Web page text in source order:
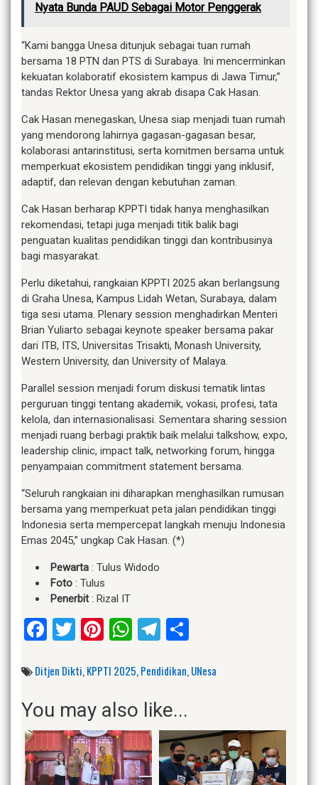
Nyata Bunda PAUD Sebagai Motor Penggerak
“Kami bangga Unesa ditunjuk sebagai tuan rumah
bersama 18 PTN dan PTS di Surabaya. Ini mencerminkan
kekuatan kolaboratif ekosistem kampus di Jawa Timur,”
tandas Rektor Unesa yang akrab disapa Cak Hasan.
Cak Hasan menegaskan, Unesa siap menjadi tuan rumah
yang mendorong lahirnya gagasan-gagasan besar,
kolaborasi antarinstitusi, serta komitmen bersama untuk
memperkuat ekosistem pendidikan tinggi yang inklusif,
adaptif, dan relevan dengan kebutuhan zaman.
Cak Hasan berharap KPPTI tidak hanya menghasilkan
rekomendasi, tetapi juga menjadi titik balik bagi
penguatan kualitas pendidikan tinggi dan kontribusinya
bagi masyarakat.
Perlu diketahui, rangkaian KPPTI 2025 akan berlangsung
di Graha Unesa, Kampus Lidah Wetan, Surabaya, dalam
tiga sesi utama. Plenary session menghadirkan Menteri
Brian Yuliarto sebagai keynote speaker bersama pakar
dari ITB, ITS, Universitas Trisakti, Monash University,
Western University, dan University of Malaya.
Parallel session menjadi forum diskusi tematik lintas
perguruan tinggi tentang akademik, vokasi, profesi, tata
kelola, dan internasionalisasi. Sementara sharing session
menjadi ruang berbagi praktik baik melalui talkshow, expo,
leadership clinic, impact talk, networking forum, hingga
penyampaian commitment statement bersama.
“Seluruh rangkaian ini diharapkan menghasilkan rumusan
bersama yang memperkuat peta jalan pendidikan tinggi
Indonesia serta mempercepat langkah menuju Indonesia
Emas 2045,” ungkap Cak Hasan. (*)
Pewarta : Tulus Widodo
Foto : Tulus
Penerbit: Rizal IT
Facebook
Twitter
Pinterest
WhatsApp
Telegram
Ditjen Dikti,KPPTI 2025,Pendidikan,UNesa
You may also like...